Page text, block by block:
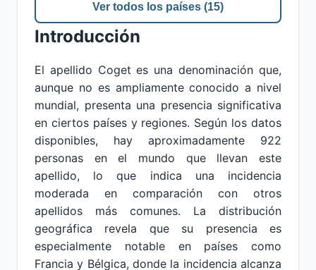
Ver todos los países (15)
Introducción
El apellido Coget es una denominación que,
aunque no es ampliamente conocido a nivel
mundial, presenta una presencia significativa
en ciertos países y regiones. Según los datos
disponibles, hay aproximadamente 922
personas en el mundo que llevan este
apellido, lo que indica una incidencia
moderada en comparación con otros
apellidos más comunes. La distribución
geográfica revela que su presencia es
especialmente notable en países como
Francia y Bélgica, donde la incidencia alcanza